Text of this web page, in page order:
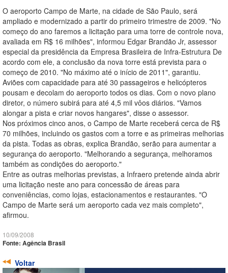
O aeroporto Campo de Marte, na cidade de São Paulo, será
ampliado e modernizado a partir do primeiro trimestre de 2009. "No
começo do ano faremos a licitação para uma torre de controle nova,
avaliada em R$ 16 milhões", informou Edgar Brandão Jr, assessor
especial da presidência da Empresa Brasileira de Infra-Estrutura De
acordo com ele, a conclusão da nova torre está prevista para o
começo de 2010. "No máximo até o início de 2011", garantiu.
Aviões com capacidade para até 30 passageiros e helicópteros
pousam e decolam do aeroporto todos os dias. Com o novo plano
diretor, o número subirá para até 4,5 mil vôos diários. "Vamos
alongar a pista e criar novos hangares", disse o assessor.
Nos próximos cinco anos, o Campo de Marte receberá cerca de R$
70 milhões, incluindo os gastos com a torre e as primeiras melhorias
da pista. Todas as obras, explica Brandão, serão para aumentar a
segurança do aeroporto. "Melhorando a segurança, melhoramos
também as condições do aeroporto."
Entre as outras melhorias previstas, a Infraero pretende ainda abrir
uma licitação neste ano para concessão de áreas para
conveniências, como lojas, estacionamentos e restaurantes. "O
Campo de Marte será um aeroporto cada vez mais completo",
afirmou.
10/09/2008
Fonte: Agência Brasil
Voltar